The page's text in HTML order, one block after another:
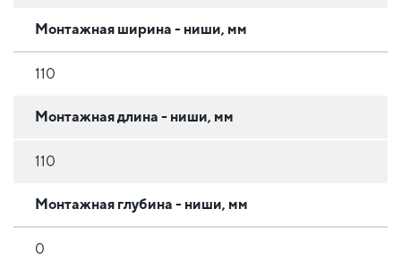
Монтажная ширина - ниши, мм
110
Монтажная длина - ниши, мм
110
Монтажная глубина - ниши, мм
0